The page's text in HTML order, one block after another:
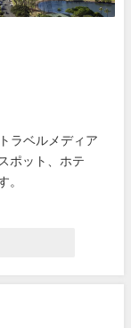
ラベルメディア
ポット、ホテ
。